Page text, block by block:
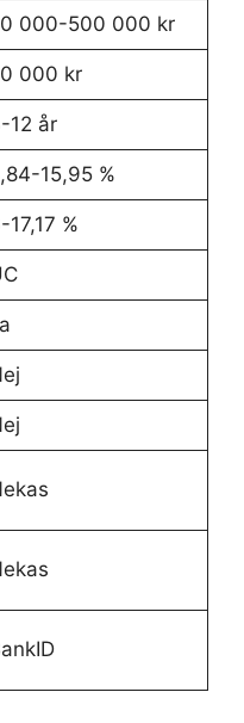
000-500 000 kr
000 kr
12 år
15,95 %
17,17 %